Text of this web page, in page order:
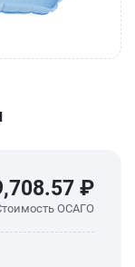
₽
ОСАГО